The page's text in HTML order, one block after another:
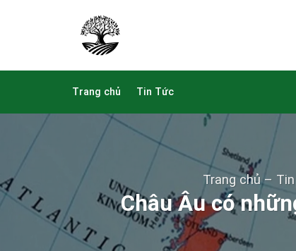
Trang chủ Tin Tức
Trang chủ–
Châu Âu có